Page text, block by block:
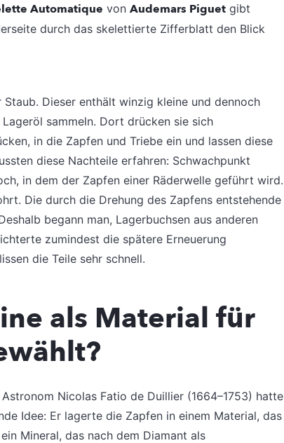
Automatique von Audemars Piguet gibt
durch das skelettierte Zifferblatt den Blick
Dieser enthält winzig kleine und dennoch
sammeln. Dort drücken sie sich
in die Zapfen und Triebe ein und lassen diese
diese Nachteile erfahren: Schwachpunkt
in dem der Zapfen einer Räderwelle geführt wird.
Die durch die Drehung des Zapfens entstehende
begann man, Lagerbuchsen aus anderen
zumindest die spätere Erneuerung
die Teile sehr schnell.
als Material für
Nicolas Fatio de Duillier (1664–1753) hatte
Idee: Er lagerte die Zapfen in einem Material, das
Mineral, das nach dem Diamant als